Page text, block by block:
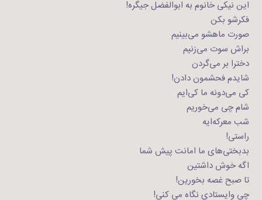
این نیکی خانوم به ابوالفضل جیگره!
فکرشو بکن
صورت ماهشو می‌بینیم
براش سوت می‌زنیم
دخترا بر می‌گردن
شایدم فحشمون دادن!
کی می‌دونه ما کی‌ایم
شام چی می‌خوریم
شب معرکه‌ایه
راستی!
بدبختی‌های ما امانت پیش شما
اگه خوش داشتین
تا صبح غصه بخورین!
چی وایستادی نگاه می کنی!